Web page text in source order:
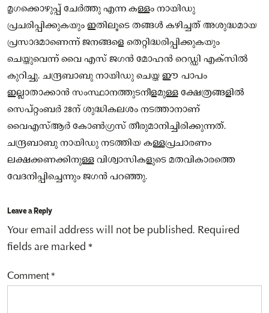
മൃഗക്കൊഴുപ്പ് ചേർത്തു എന്ന കള്ളം നായിഡു
പ്രചരിപ്പിക്കുകയും ഇതിലൂടെ തങ്ങള്‍ കഴിച്ചത് അശുദ്ധമായ
പ്രസാദമാണെന്ന് ജനങ്ങളെ തെറ്റിദ്ധരിപ്പിക്കുകയും
ചെയ്തുവെന്ന് വൈ എസ് ജഗന്‍ മോഹന്‍ റെഡ്ഡി എക്‌സില്‍
കുറിച്ചു. ചന്ദ്രബാബു നായിഡു ചെയ്ത ഈ പാപം
ഇല്ലാതാക്കാൻ സംസ്ഥാനത്തുടനീളമുള്ള ക്ഷേത്രങ്ങളില്‍
സെപ്റ്റംബര്‍ 28ന് ശുദ്ധികലശം നടത്താനാണ്
വൈഎസ്‌ആര്‍ കോണ്‍ഗ്രസ് തീരുമാനിച്ചിരിക്കുന്നത്.
ചന്ദ്രബാബു നായിഡു നടത്തിയ കള്ളപ്രചാരണം
ലക്ഷക്കണക്കിനുള്ള വിശ്വാസികളുടെ മതവികാരത്തെ
വേദനിപ്പിച്ചെന്നും ജഗന്‍ പറഞ്ഞു.
Leave a Reply
Your email address will not be published. Required
fields are marked *
Comment*